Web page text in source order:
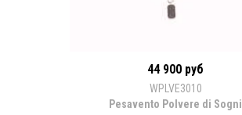
44 900 руб
WPLVE3010
Pesavento Polvere di Sogni